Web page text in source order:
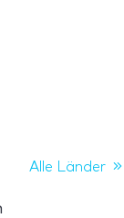
Alle Länder